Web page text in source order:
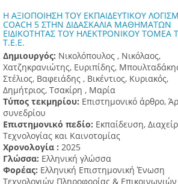
Η ΑΞΙΟΠΟΙΗΣΗ ΤΟΥ ΕΚΠΑΙΔΕΥΤΙΚΟΥ
COACH 5 ΣΤΗΝ ΔΙΔΑΣΚΑΛΙΑ ΜΑΘΗΜΑΤΩΝ
ΕΙΔΙΚΟΤΗΤΑΣ ΤΟΥ ΗΛΕΚΤΡΟΝΙΚΟΥ ΤΟΜΕΑ
Τ.Ε.Ε.
Δημιουργός: Νικολόπουλος , Νικόλαος,
Χατζηκρανιώτης, Ευριπίδης,
Στέλιος, Βαφειάδης , Βικέντιος, Κυριακός,
Δημήτριος, Τσακίρη , Μαρία
Τύπος τεκμηρίου: Επιστημονικό άρθρο,
συνεδρίου
Επιστημονικό πεδίο: Εκπαίδευση,
Τεχνολογίας και Καινοτομίας
Χρονολογία : 2025
Γλώσσα: Ελληνική γλώσσα
Φορέας: Ελληνική Επιστημονική Ένωση
Τεχνολογιών Πληροφορίας &